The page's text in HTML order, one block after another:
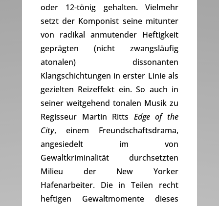
oder 12-tönig gehalten. Vielmehr
setzt der Komponist seine mitunter
von radikal anmutender Heftigkeit
geprägten (nicht zwangsläufig
atonalen) dissonanten
Klangschichtungen in erster Linie als
gezielten Reizeffekt ein. So auch in
seiner weitgehend tonalen Musik zu
Regisseur Martin Ritts Edge of the
City, einem Freundschaftsdrama,
angesiedelt im von
Gewaltkriminalität durchsetzten
Milieu der New Yorker
Hafenarbeiter. Die in Teilen recht
heftigen Gewaltmomente dieses